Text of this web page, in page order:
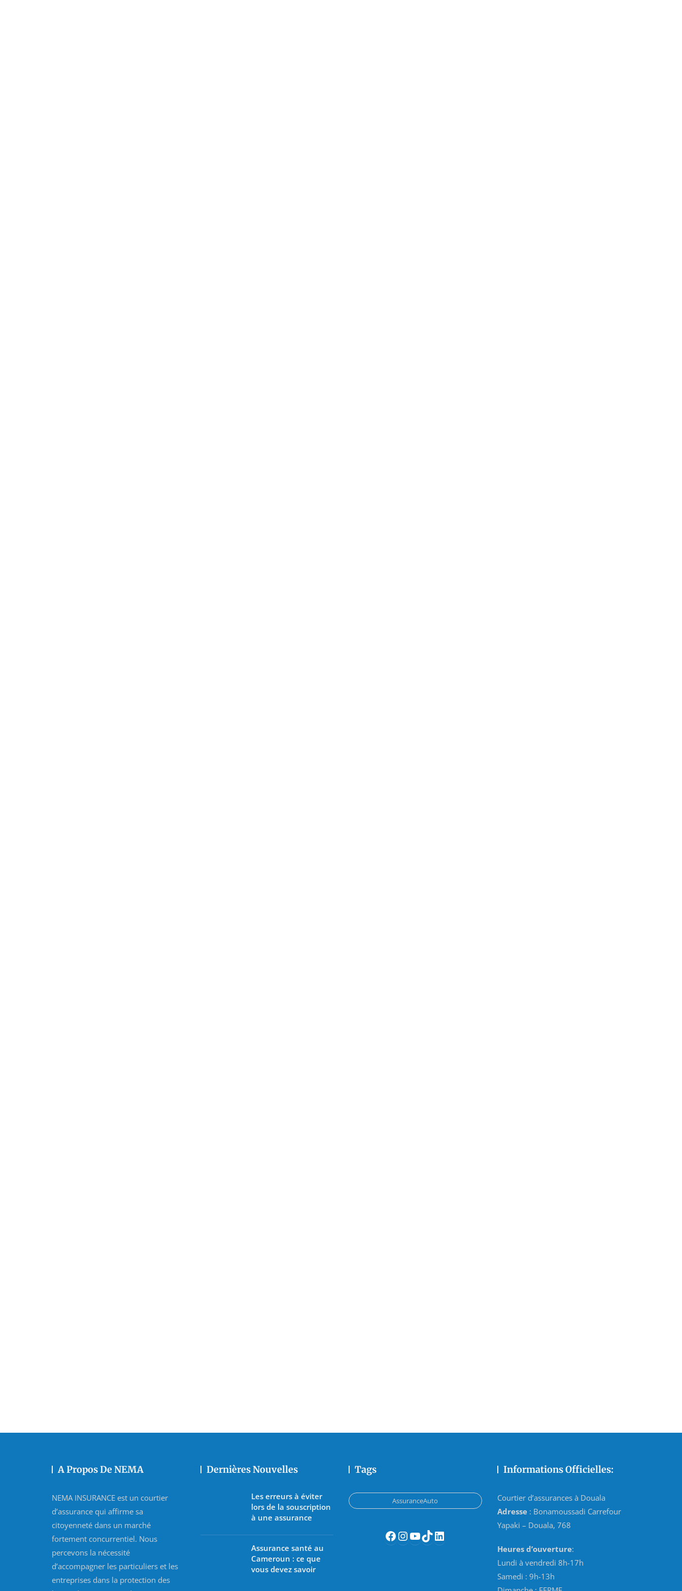
A Propos De NEMA
NEMA INSURANCE est un courtier
d’assurance qui affirme sa
citoyenneté dans un marché
fortement concurrentiel. Nous
percevons la nécessité
d’accompagner les particuliers et les
entreprises dans la protection des
Dernières Nouvelles
Les erreurs à éviter
lors de la souscription
à une assurance
Assurance santé au
Cameroun : ce que
vous devez savoir
Tags
AssuranceAuto
Informations Officielles:
Courtier d’assurances à Douala
Adresse: Bonamoussadi Carrefour
Yapaki – Douala, 768
Heures d’ouverture:
Lundi à vendredi 8h-17h
Samedi : 9h-13h